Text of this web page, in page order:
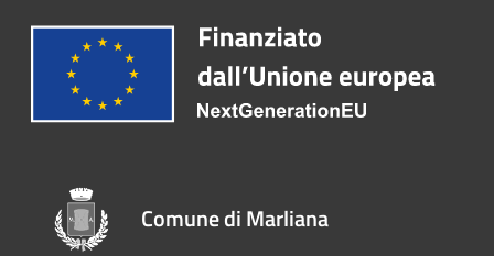
Comune di Marliana